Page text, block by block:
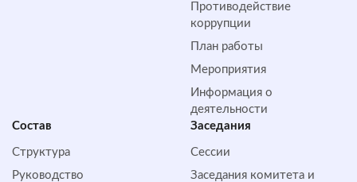
Противодействие
коррупции
План работы
Мероприятия
Информация о
деятельности
Состав
Структура
Руководство
Заседания
Сессии
Заседания комитета и